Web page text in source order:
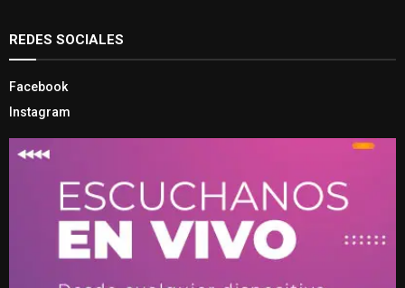
REDES SOCIALES
Facebook
Instagram